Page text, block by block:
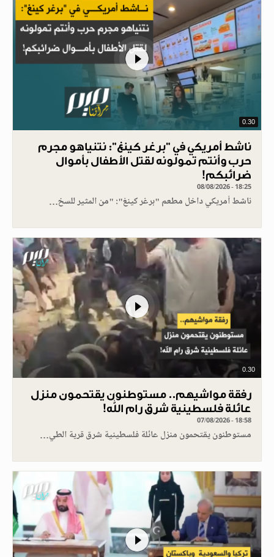
0.30
ناشط أمريكي في "برغر كينغ": نتنياهو مجرم
حرب وأنتم تمولونه لقتل الأطفال بأموال
ضرائبكم!
08/08/2026 - 18:25
ناشط أمريكي داخل مطعم "برغر كينغ": "من المثير للسخ…
0.30
رفقة مواشيهم.. مستوطنون يقتحمون منزل
عائلة فلسطينية شرق رام الله!
07/08/2026 - 18:58
مستوطنون يقتحمون منزل عائلة فلسطينية شرق قرية الطي…